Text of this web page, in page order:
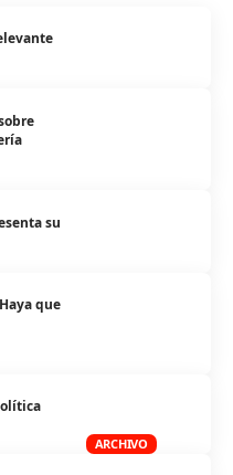
su
que
ARCHIVO